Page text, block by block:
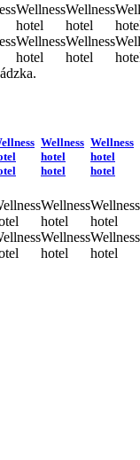
Wellness
hotel
Wellness
hotel
Wellness
hotel
Wellness
hotel
Wellness
hotel
hotel
Wellness
hotel
Wellness
hotel
Wellness
hotel
hotel
Wellness
hotel
Wellness
hotel